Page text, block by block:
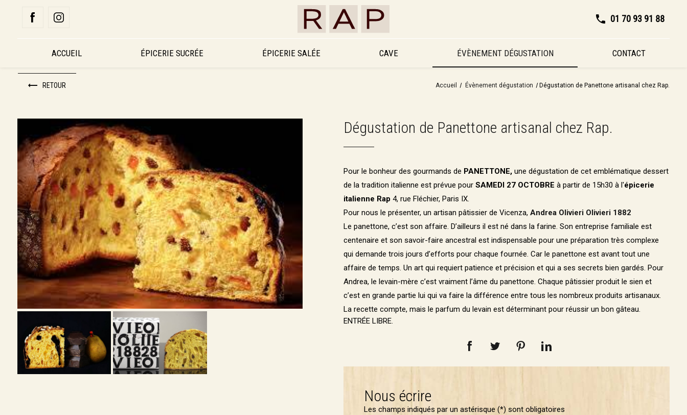
01 70 93 91 88
ACCUEIL ÉPICERIE SUCRÉE ÉPICERIE SALÉE CAVE ÉVÈNEMENT DÉGUSTATION CONTACT
Accueil Évènement dégustation Dégustation de Panettone artisanal chez Rap.
RETOUR
Dégustation de Panettone artisanal chez Rap.
Pour le bonheur des gourmands de PANETTONE, une dégustation de cet emblématique dessert
de la tradition italienne est prévue pour SAMEDI 27 OCTOBRE à partir de 15h30 à l'épicerie
italienne Rap 4, rue Fléchier, Paris IX.
Pour nous le présenter, un artisan pâtissier de Vicenza, Andrea Olivieri Olivieri 1882
Le panettone, c’est son affaire. D’ailleurs il est né dans la farine. Son entreprise familiale est
centenaire et son savoir-faire ancestral est indispensable pour une préparation très complexe
qui demande trois jours d’efforts pour chaque fournée. Car le panettone est avant tout une
affaire de temps. Un art qui requiert patience et précision et qui a ses secrets bien gardés. Pour
Andrea, le levain-mère c’est vraiment l’âme du panettone. Chaque pâtissier produit le sien et
c’est en grande partie lui qui va faire la différence entre tous les nombreux produits artisanaux.
La recette compte, mais le parfum du levain est déterminant pour réussir un bon gâteau.
ENTRÉE LIBRE.
Nous écrire
Les champs indiqués par un astérisque (*) sont obligatoires